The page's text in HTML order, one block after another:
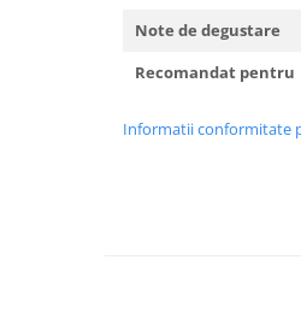
Note de degustare
Recomandat pentru
Informatii conformitate